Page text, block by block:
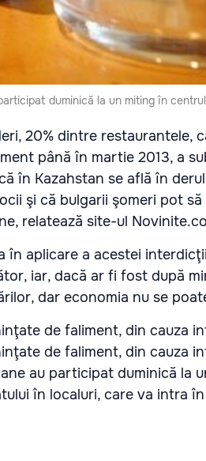
duminică la un miting în
20% dintre restaurantele,
până în martie 2013, a
în Kazahstan se află în
şi că bulgarii şomeri pot
relatează site-ul
în aplicare a acestei
iar, dacă ar fi fost după
dar economia nu se
au participat duminică la
în localuri, care va intra